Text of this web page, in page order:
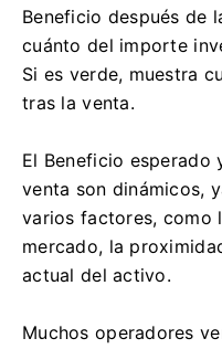
Beneficio después de
cuánto del importe
Si es verde, muestra
tras la venta.
El Beneficio esperado
venta son dinámicos,
varios factores, como
mercado, la
actual del activo.
Muchos operadores